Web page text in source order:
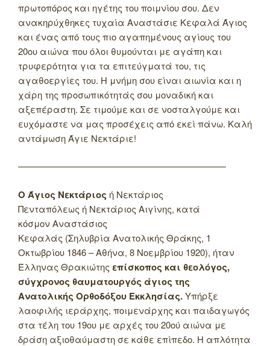
πρωτοπόρος και ηγέτης του ποιμνίου σου. Δεν
ανακηρύχθηκες τυχαία Αναστάσιε Κεφαλά Άγιος
και ένας από τους πιο αγαπημένους αγίους του
20ου αιώνα που όλοι θυμούνται με αγάπη και
τρυφερότητα για τα επιτεύγματά του, τις
αγαθοεργίες του. Η μνήμη σου είναι αιωνία και η
χάρη της προσωπικότητάς σου μοναδική και
αξεπέραστη. Σε τιμούμε και σε νοσταλγούμε και
ευχόμαστε να μας προσέχεις από εκεί πάνω. Καλή
αντάμωση Άγιε Νεκτάριε!
———————————————————————
Ο Άγιος Νεκτάριος ή Νεκτάριος
Πενταπόλεως ή Νεκτάριος Αιγίνης, κατά
κόσμον Αναστάσιος
Κεφαλάς (Σηλυβρία Ανατολικής Θράκης, 1
Οκτωβρίου 1846 – Αθήνα, 8 Νοεμβρίου 1920), ήταν
Έλληνας Θρακιώτης επίσκοπος και θεολόγος,
σύγχρονος θαυματουργός άγιος της
Ανατολικής Ορθοδόξου Εκκλησίας.Υπήρξε
λαοφιλής ιεράρχης, ποιμενάρχης και παιδαγωγός
στα τέλη του 19ου με αρχές του 20ού αιώνα με
δράση αξιοθαύμαστη σε κάθε επίπεδο. Η απλότητα